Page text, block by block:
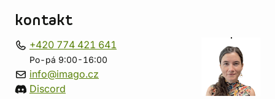
kontakt
+420 774 421 641
Po-pá 9:00-16:00
info@imago.cz
Discord